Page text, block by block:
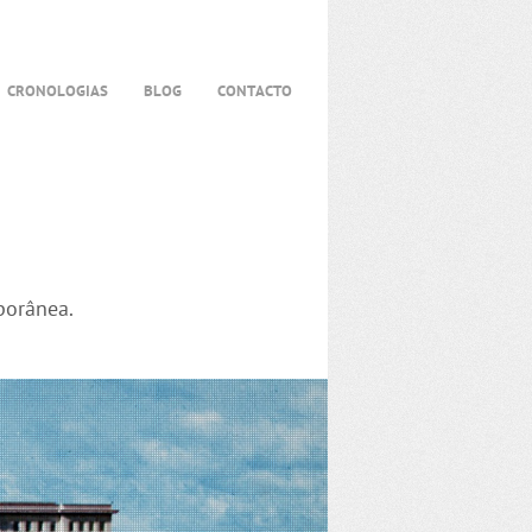
CRONOLOGIAS BLOG CONTACTO